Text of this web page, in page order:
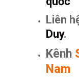
Liên
Duy.
Kênh
Nam